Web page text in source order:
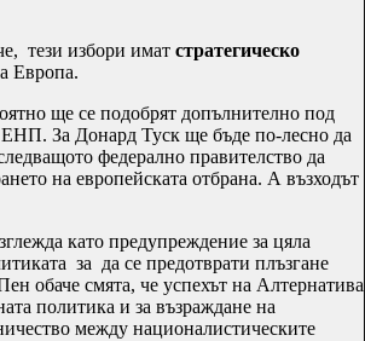
тези избори имат стратегическо
Европа.
ще се подобрят допълнително под
ЕНП. За Донард Туск ще бъде по-лесно да
федерално правителство да
на европейската отбрана. А възходът
като предупреждение за цяла
за да се предотврати плъзгане
обаче смята, че успехът на Алтернатива
политика и за възраждане на
между националистическите